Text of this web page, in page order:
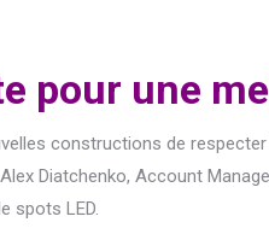
pour une
constructions de
Diatchenko, Account
spots LED.